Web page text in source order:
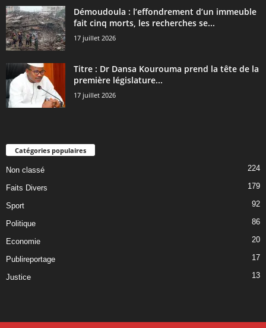
Démoudoula : l’effondrement d’un immeuble
fait cinq morts, les recherches se...
17 juillet 2026
Titre : Dr Dansa Kourouma prend la tête de la
première législature...
17 juillet 2026
Catégories populaires
Non classé 224
Faits Divers 179
Sport 92
Politique 86
Economie 20
Publireportage 17
Justice 13